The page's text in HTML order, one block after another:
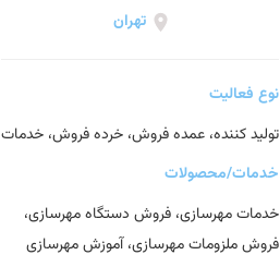
تهران
نوع فعالیت
تولید کننده، عمده فروش، خرده فروش، خدمات
خدمات/محصولات
خدمات مهرسازی، فروش دستگاه مهرسازی،
فروش ملزومات مهرسازی، آموزش مهرسازی